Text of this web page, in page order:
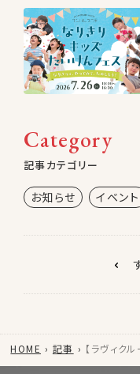
Category
記事カテゴリー
お知らせ イベント
HOME 記事 【ラヴィク